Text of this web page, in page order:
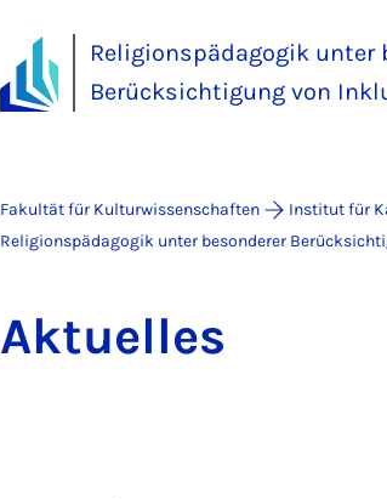
Religionspädagogik unter
Berücksichtigung von
Fakultät für Kulturwissenschaften
Institut für
Religionspädagogik unter besonderer
Ak­tu­el­les